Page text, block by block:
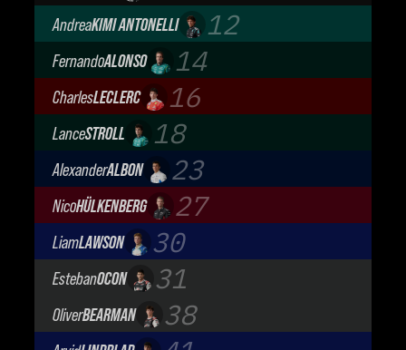
Cadillac Formula 1 Team
AndreaKIMI ANTONELLI 12
Mercedes-AMG Petronas F1 Team
FernandoALONSO 14
Aston Martin Aramco F1 Team
CharlesLECLERC 16
Scuderia Ferrari
LanceSTROLL 18
Aston Martin Aramco F1 Team
AlexanderALBON 23
Atlassian Williams F1 Team
NicoHÜLKENBERG 27
Audi Revolut F1 Team
LiamLAWSON 30
Visa Cash App Racing Bulls
EstebanOCON 31
TGR Haas F1 Team
OliverBEARMAN 38
TGR Haas F1 Team